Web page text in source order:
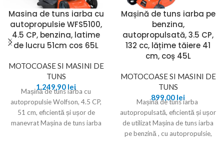
Masina de tuns iarba cu
autopropulsie WFS5100,
4.5 CP, benzina, latime
de lucru 51cm cos 65L
MOTOCOASE SI MASINI DE
TUNS
1.249,90 lei
Mașină de tuns iarba cu
autopropulsie Wolfson, 4.5 CP,
51 cm, eficientă și ușor de
manevrat Mașina de tuns iarba
Mașină de tuns iarba pe
benzina,
autopropulsată, 3.5 CP,
132 cc, lățime tăiere 41
cm, coș 45L
MOTOCOASE SI MASINI DE
TUNS
899,00 lei
Mașină de tuns iarba
autopropulsată, eficientă și ușor
de utilizat Mașina de tuns iarba
pe benzină , cu autopropulsie,